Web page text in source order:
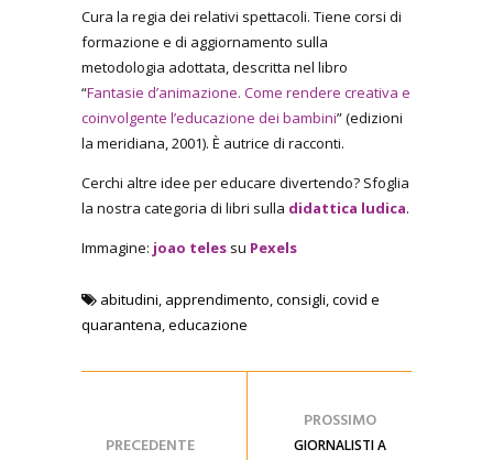
Cura la regia dei relativi spettacoli. Tiene corsi di
formazione e di aggiornamento sulla
metodologia adottata, descritta nel libro
“Fantasie d’animazione. Come rendere creativa e
coinvolgente l’educazione dei bambini” (edizioni
la meridiana, 2001). È autrice di racconti.
Cerchi altre idee per educare divertendo? Sfoglia
la nostra categoria di libri sulla didattica ludica.
Immagine: joao teles su Pexels
abitudini, apprendimento,consigli,covid e
quarantena,educazione
PRECEDENTE
PROSSIMO
GIORNALISTI A